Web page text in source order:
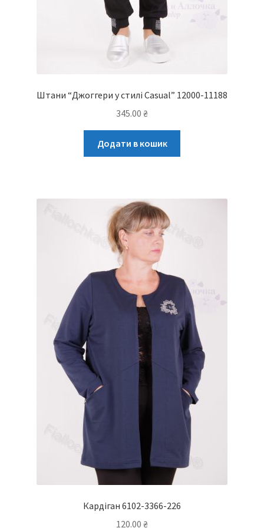
Штани “Джоггери у стилі Casual” 12000-11188
345.00 ₴
Додати в кошик
Кардіган 6102-3366-226
120.00 ₴